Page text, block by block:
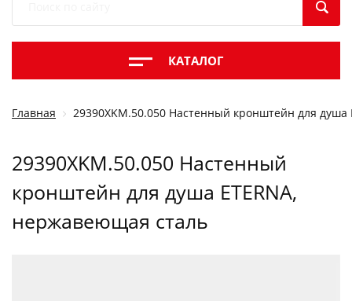
КАТАЛОГ
Главная 29390XKM.50.050 Настенный кронштейн для
29390XKM.50.050 Настенный
кронштейн для душа ETERNA,
нержавеющая сталь